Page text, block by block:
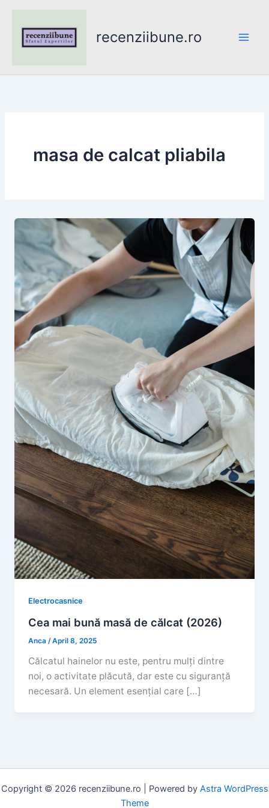
content
recenziibune.ro
masa de calcat pliabila
Electrocasnice
Cea mai bună masă de călcat (2026)
Anca /April 8, 2025
Călcatul hainelor nu este, pentru mulți dintre
noi, o activitate plăcută, dar este cu siguranță
necesară. Un element esențial care […]
Copyright © 2026 recenziibune.ro | Powered by Astra WordPress
Theme